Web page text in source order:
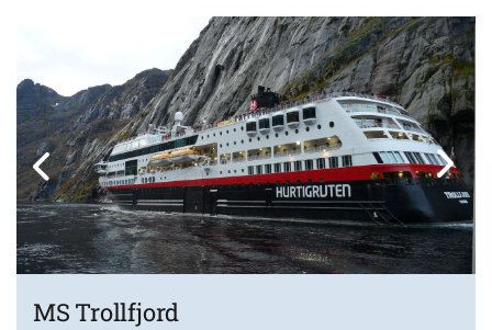
MS Trollfjord